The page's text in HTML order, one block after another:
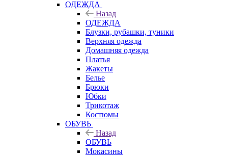
ОДЕЖДА
Назад
ОДЕЖДА
Блузки, рубашки, туники
Верхняя одежда
Домашняя одежда
Платья
Жакеты
Белье
Брюки
Юбки
Трикотаж
Костюмы
ОБУВЬ
Назад
ОБУВЬ
Мокасины